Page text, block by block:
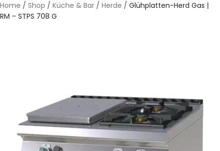
Home / Shop / Küche & Bar / Herde / Glühplatten-Herd Gas |
RM – STPS 708 G